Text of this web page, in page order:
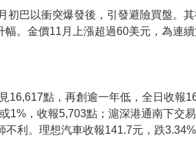
巴以衝突爆發後，引發避險買盤。
。金價11月上漲超過60美元，為連續
點，再創逾一年低，全日收報
，收報5,703點；滬深港通南下交
利。理想汽車收報141.7元，跌